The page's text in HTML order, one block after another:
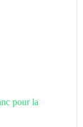
pour la